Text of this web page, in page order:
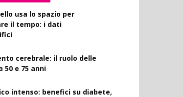
usa lo spazio per
il tempo: i dati
cerebrale: il ruolo delle
50 e 75 anni
intenso: benefici su diabete,